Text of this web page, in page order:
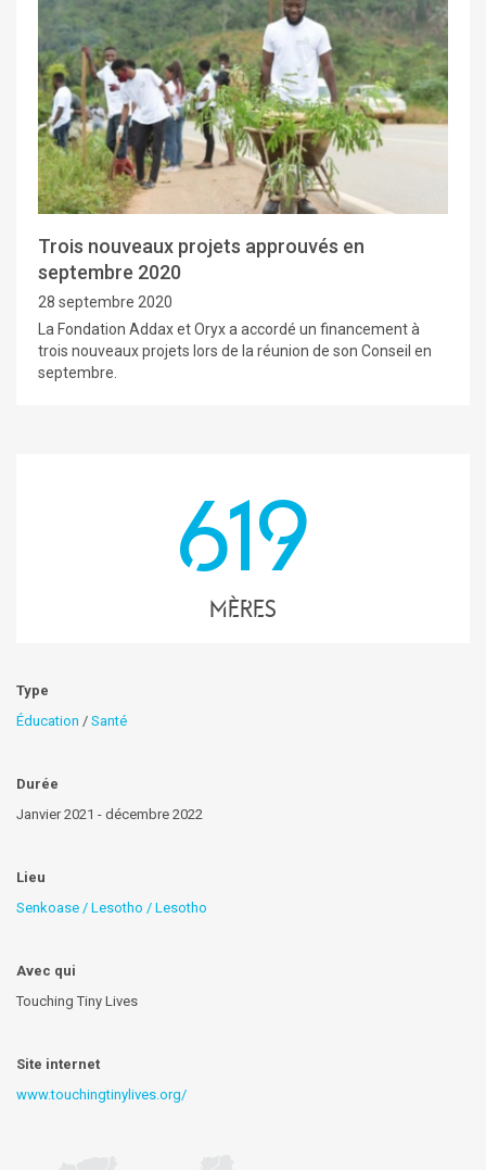
Trois nouveaux projets approuvés en
septembre 2020
28 septembre 2020
La Fondation Addax et Oryx a accordé un financement à
trois nouveaux projets lors de la réunion de son Conseil en
septembre.
619
mères
Type
Éducation / Santé
Durée
Janvier 2021 - décembre 2022
Lieu
Senkoase / Lesotho / Lesotho
Avec qui
Touching Tiny Lives
Site internet
www.touchingtinylives.org/